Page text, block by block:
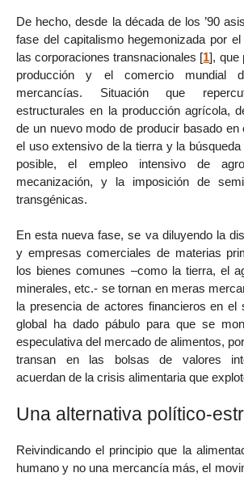
De hecho, desde la década de los ’90
fase del capitalismo hegemonizada por
las corporaciones transnacionales [1], que
producción y el comercio mundial
mercancías. Situación que
estructurales en la producción agrícola,
de un nuevo modo de producir basado en
el uso extensivo de la tierra y la
posible, el empleo intensivo de
mecanización, y la imposición de
transgénicas.
En esta nueva fase, se va diluyendo la
y empresas comerciales de materias
los bienes comunes –como la tierra, el
minerales, etc.- se tornan en meras
la presencia de actores financieros en el
global ha dado pábulo para que se
especulativa del mercado de alimentos,
transan en las bolsas de valores
acuerdan de la crisis alimentaria que
Una alternativa político-
Reivindicando el principio que la
humano y no una mercancía más, el